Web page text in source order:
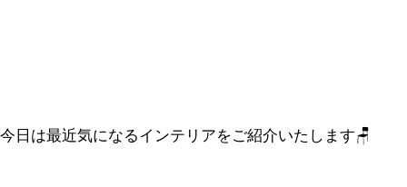
今日は最近気になるインテリアをご紹介いたします🪑